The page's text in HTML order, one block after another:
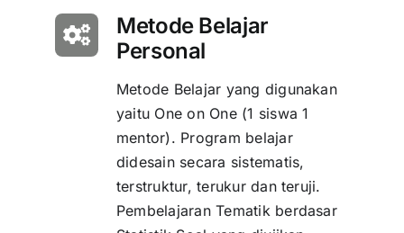
Metode Belajar
Personal
Metode Belajar yang digunakan
yaitu One on One (1 siswa 1
mentor). Program belajar
didesain secara sistematis,
terstruktur, terukur dan teruji.
Pembelajaran Tematik berdasar